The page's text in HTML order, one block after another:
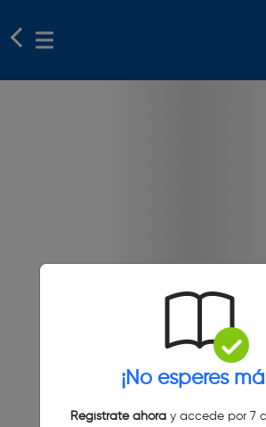
¡No esperes
Regístrate ahoray accede por 7